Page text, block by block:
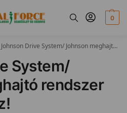
0
Johnson Drive System/ Johnson meghajtó rendszer futópadokhoz!
System/
rendszer